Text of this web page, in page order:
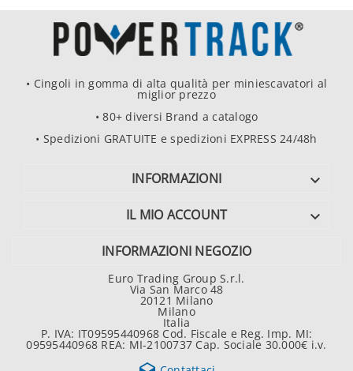
• Cingoli in gomma di alta qualità per miniescavatori al
miglior prezzo
• 80+ diversi Brand a catalogo
• Spedizioni GRATUITE e spedizioni EXPRESS 24/48h
INFORMAZIONI 
IL MIO ACCOUNT 
INFORMAZIONI NEGOZIO
Euro Trading Group S.r.l.
Via San Marco 48
20121 Milano
Milano
Italia
P. IVA: IT09595440968 Cod. Fiscale e Reg. Imp. MI:
09595440968 REA: MI-2100737 Cap. Sociale 30.000€ i.v.